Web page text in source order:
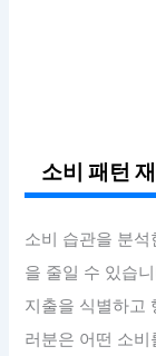
소비 패턴
소비 습관을 분
을 줄일 수 있습
지출을 식별하고
러분은 어떤 소